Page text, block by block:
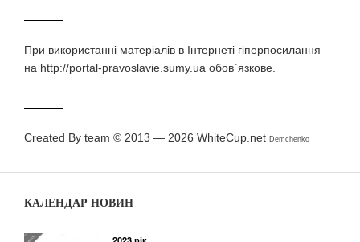
При використаннi матерiалiв в Iнтернетi гiперпосилання
на http://portal-pravoslavie.sumy.ua обов`язкове.
Created By team © 2013 — 2026 WhiteCup.net Demchenko
КАЛЕНДАР НОВИН